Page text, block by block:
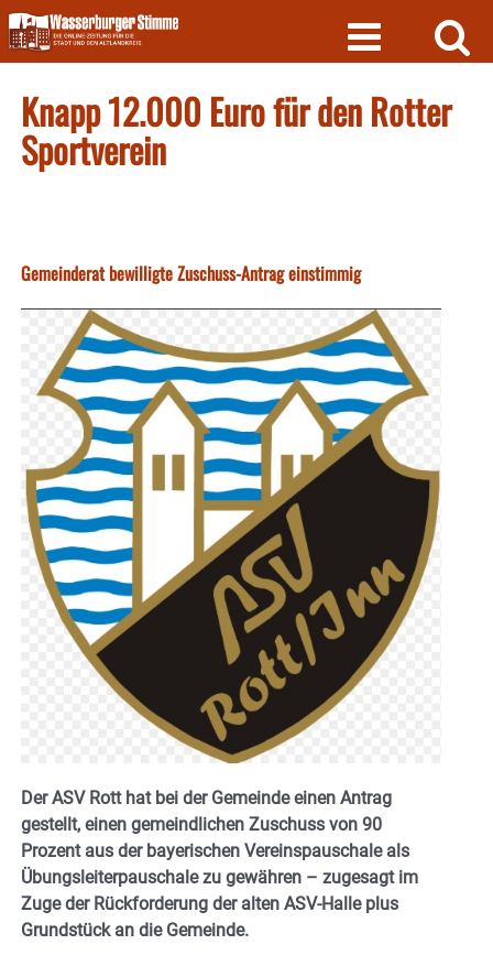
Skip
to
content
Knapp 12.000 Euro für den Rotter
Sportverein
Gemeinderat bewilligte Zuschuss-Antrag einstimmig
Der ASV Rott hat bei der Gemeinde einen Antrag
gestellt, einen gemeindlichen Zuschuss von 90
Prozent aus der bayerischen Vereinspauschale als
Übungsleiterpauschale zu gewähren – zugesagt im
Zuge der Rückforderung der alten ASV-Halle plus
Grundstück an die Gemeinde.